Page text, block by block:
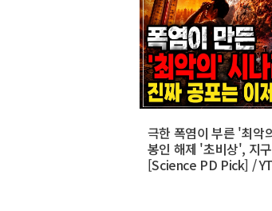
극한 폭염이 부른 '최악
봉인 해제 '초비상', 지
[Science PD Pick] /